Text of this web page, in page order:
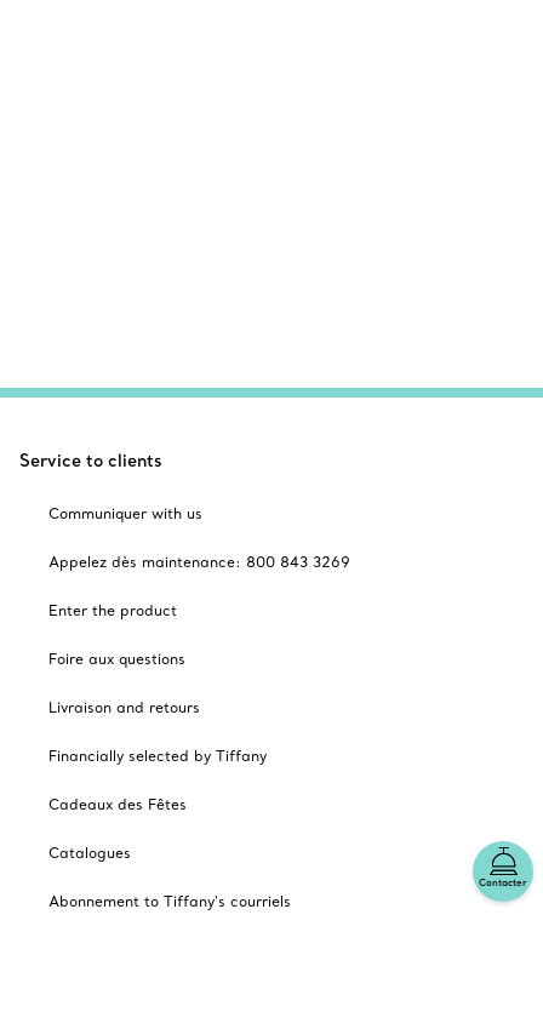
Contacter
Service to clients
Communiquer with us
Appelez dès maintenance: 800 843 3269
Enter the product
Foire aux questions
Livraison and retours
Financially selected by Tiffany
Cadeaux des Fêtes
Catalogues
Abonnement to Tiffany's courriels